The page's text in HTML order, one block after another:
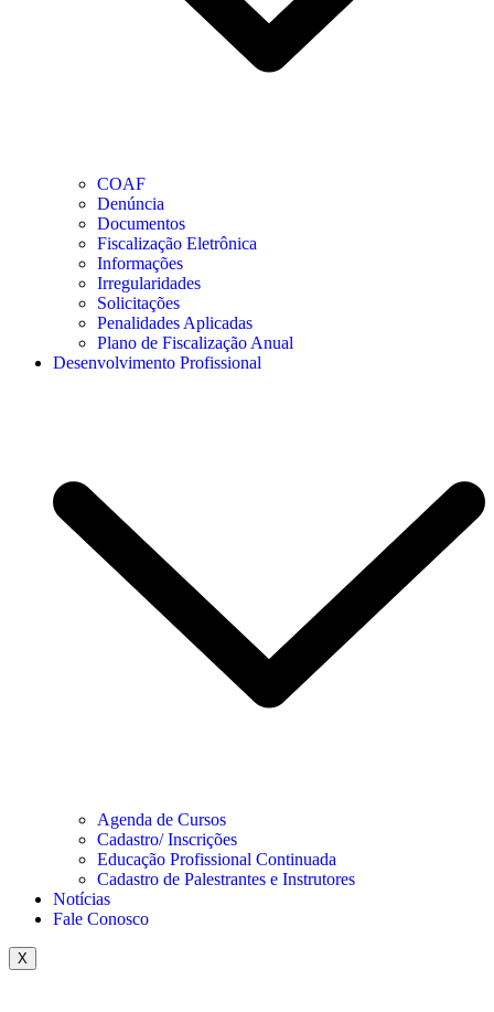
COAF
Denúncia
Documentos
Fiscalização Eletrônica
Informações
Irregularidades
Solicitações
Penalidades Aplicadas
Plano de Fiscalização Anual
Desenvolvimento Profissional
Agenda de Cursos
Cadastro/ Inscrições
Educação Profissional Continuada
Cadastro de Palestrantes e Instrutores
Notícias
Fale Conosco
X